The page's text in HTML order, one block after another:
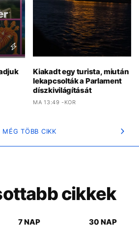
Kiakadt egy turista, miután
lekapcsolták a Parlament
díszkivilágítását
MA 13:49 -KOR
MÉG TÖBB CIKK
cikkek
7 NAP 30 NAP